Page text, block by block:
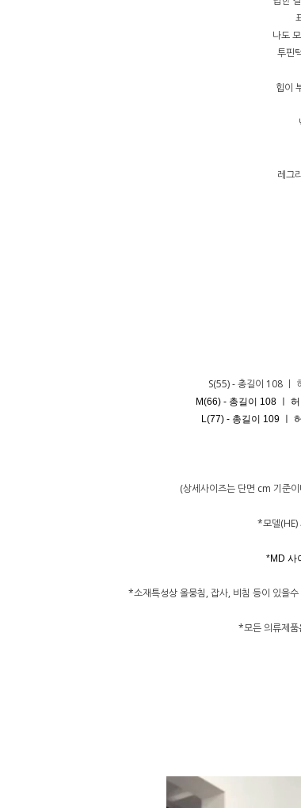
나도
투핀
힙이
레그
S(55) - 총길이 108 ㅣ
M(66) - 총길이 108 ㅣ
L(77) - 총길이 109 ㅣ
(상세사이즈는 단면 cm 기준
*모델
*MD 사
*소재특성상 올뭉침, 잡사, 비침 등이 있을
*모든 의류제품